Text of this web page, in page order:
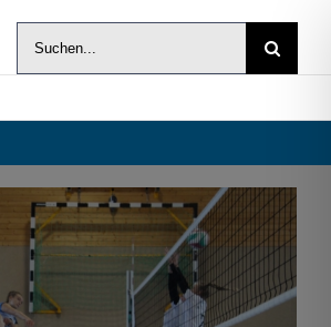
Suche
nach: